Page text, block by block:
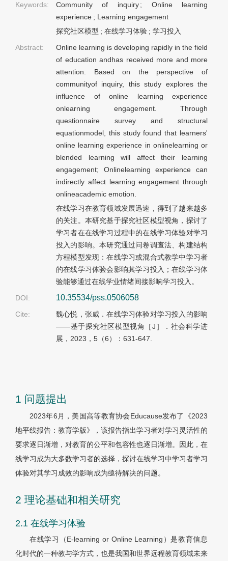
Keywords:
Community of inquiry ; Online learning
experience ; Learning engagement
探究社区模型 ; 在线学习体验 ; 学习投入
Abstract:
Online learning is developing rapidly in the field
of education andhas received more and more
attention. Based on the perspective of
communityof inquiry, this study explores the
influence of online learning experience
onlearning engagement. Through
questionnaire survey and structural
equationmodel, this study found that learners'
online learning experience in onlinelearning or
blended learning will affect their learning
engagement; Onlinelearning experience can
indirectly affect learning engagement through
onlineacademic emotion.
在线学习在教育领域发展迅速，得到了越来越多
的关注。本研究基于探究社区模型视角，探讨了
学习者在在线学习过程中的在线学习体验对学习
投入的影响。本研究通过问卷调查法、构建结构
方程模型发现：在线学习或混合式教学中学习者
的在线学习体验会影响其学习投入；在线学习体
验能够通过在线学业情绪间接影响学习投入。
DOI:
10.35534/pss.0506058
Cite:
魏心悦，张威．在线学习体验对学习投入的影响
——基于探究社区模型视角［J］．社会科学进
展，2023，5（6）：631-647.
1 问题提出
2023年6月，美国高等教育协会Educause发布了《2023
地平线报告：教育学版》，该报告指出学习者对学习灵活性的
要求逐日渐增，对教育的公平和包容性也逐日渐增。因此，在
线学习成为大多数学习者的选择，探讨在线学习中学习者学习
体验对其学习成效的影响成为亟待解决的问题。
2 理论基础和相关研究
2.1 在线学习体验
在线学习（E-learning or Online Learning）是教育信息
化时代的一种教与学方式，也是我国和世界远程教育领域未来